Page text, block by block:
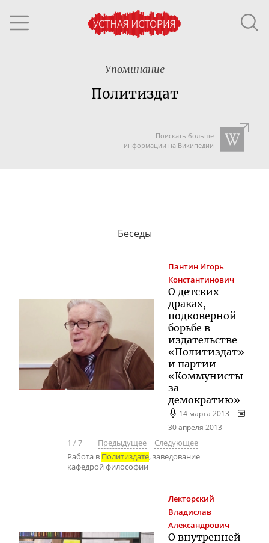
Упоминание
Политиздат
Поискать больше
информации на Википедии
Беседы
Пантин Игорь
Константинович
О детских
драках,
подковерной
борьбе в
издательстве
«Политиздат»
и партии
«Коммунисты
за
демократию»
14 марта 2013
30 апреля 2013
1 /7 Предыдущее
Следующее
Работа в Политиздате, заведование
кафедрой философии
Лекторский
Владислав
Александрович
О внутренней